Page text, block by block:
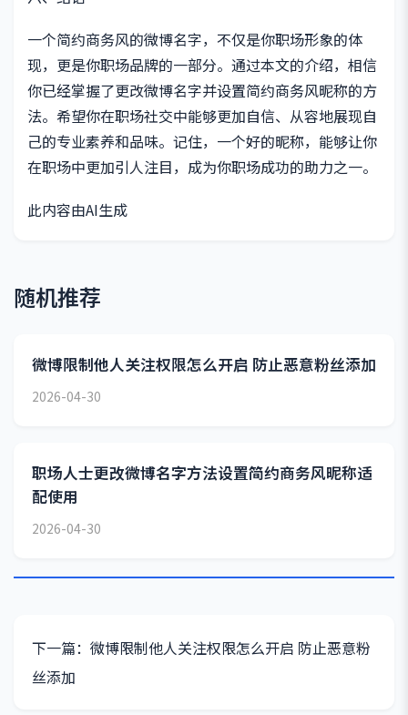
一个简约商务风的微博名字，不仅是你职场形象的体
现，更是你职场品牌的一部分。通过本文的介绍，相信
你已经掌握了更改微博名字并设置简约商务风昵称的方
法。希望你在职场社交中能够更加自信、从容地展现自
己的专业素养和品味。记住，一个好的昵称，能够让你
在职场中更加引人注目，成为你职场成功的助力之一。
此内容由AI生成
随机推荐
微博限制他人关注权限怎么开启 防止恶意粉丝添加
2026-04-30
职场人士更改微博名字方法设置简约商务风昵称适
配使用
2026-04-30
下一篇：微博限制他人关注权限怎么开启 防止恶意粉
丝添加